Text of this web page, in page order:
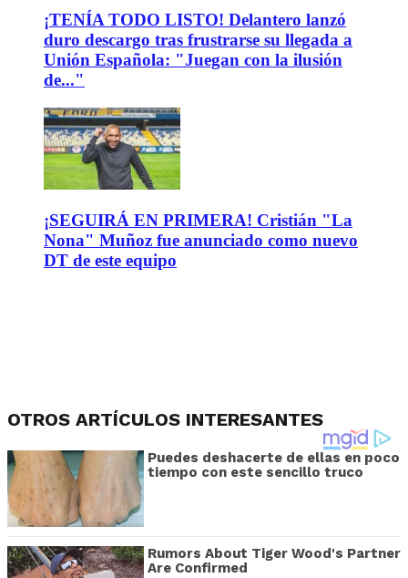
¡TENÍA TODO LISTO! Delantero lanzó
duro descargo tras frustrarse su llegada a
Unión Española: "Juegan con la ilusión
de..."
¡SEGUIRÁ EN PRIMERA! Cristián "La
Nona" Muñoz fue anunciado como nuevo
DT de este equipo
OTROS ARTÍCULOS INTERESANTES
Puedes deshacerte de ellas en poco
tiempo con este sencillo truco
Rumors About Tiger Wood's Partner
Are Confirmed